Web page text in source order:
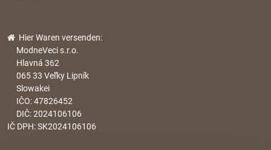
Hier Waren versenden:
ModneVeci s.r.o.
Hlavná 362
065 33 Veľky Lipník
Slowakei
IČO: 47826452
DIČ: 2024106106
IČ DPH: SK2024106106